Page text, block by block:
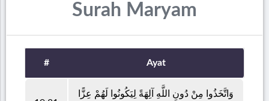
Surah Maryam
# Ayat
وَاتَّخَذُوا مِنْ دُونِ اللَّهِ آلِهَةً لِيَكُونُوا لَهُمْ عِزًّا